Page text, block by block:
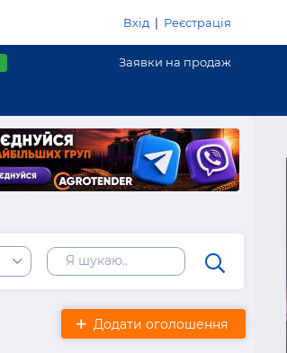
Вхід | Реєстрація
Заявки на продаж
Додати оголошення